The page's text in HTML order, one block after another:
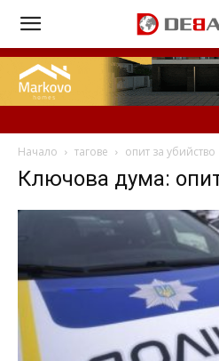
Начало тагове опит за убийство
Ключова дума: